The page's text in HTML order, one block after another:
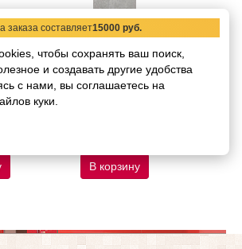
Step
5,3
Кварцвинил Alta Step
Arriba Гранит
дымчатый SPC9907 5
В корзину
заказа составляет15000 руб.
чтобы сохранять ваш поиск,
и создавать другие удобства
с нами, вы соглашаетесь на
куки.